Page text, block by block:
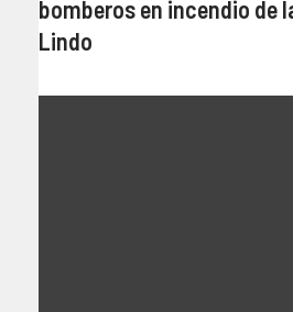
bomberos en incendio de
Lindo